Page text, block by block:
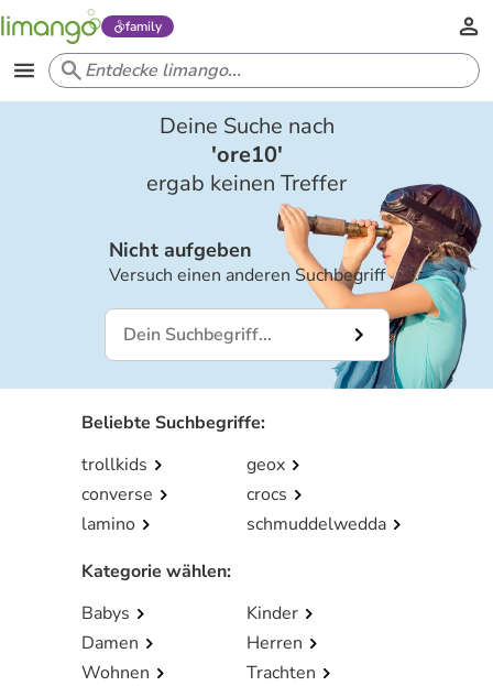
family
Deine Suche nach
'ore10'
ergab keinen Treffer
Nicht aufgeben
Versuch einen anderen Suchbegriff
Beliebte Suchbegriffe:
trollkids
geox
converse
crocs
lamino
schmuddelwedda
Kategorie wählen:
Babys
Kinder
Damen
Herren
Wohnen
Trachten